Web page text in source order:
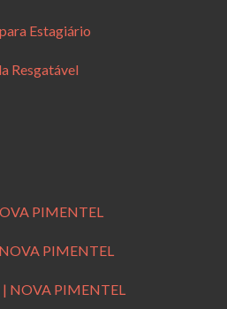
Estagiário
Resgatável
PIMENTEL
PIMENTEL
| NOVA PIMENTEL